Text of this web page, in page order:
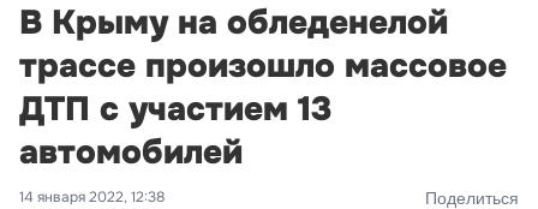
В Крыму на обледенелой
трассе произошло массовое
ДТП с участием 13
автомобилей
14 января 2022, 12:38 Поделиться